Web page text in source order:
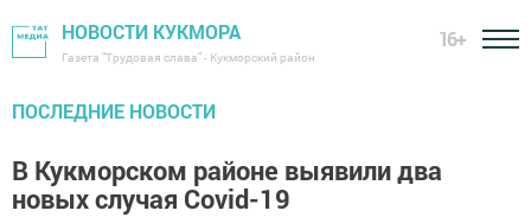
НОВОСТИ КУКМОРА
Газета "Трудовая слава" - Кукморский район
16+
ПОСЛЕДНИЕ НОВОСТИ
В Кукморском районе выявили два
новых случая Covid-19